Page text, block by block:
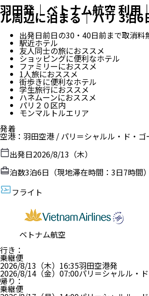
羽田発｜ベトナム航空 利用
ル周辺に泊まる｜パリ 3泊6
出発日前日の30・40日前まで取消料
駅近ホテル
友人同士の旅におススメ
ショッピングに便利なホテル
ファミリーにおススメ
1人旅におススメ
街歩きに便利なホテル
学生旅行におススメ
ハネムーンにおススメ
パリ２０区内
モンマルトルエリア
発着
空港 ： 羽田空港 / パリ＝シャルル・ド・ゴ
出発日2026/8/13（木）
泊数3泊6日（現地滞在時間： 3日7時間）
フライト
ベトナム航空
行き ：
乗継便
2026/8/13（木） 16:35羽田空港発
2026/8/14（金） 07:00パリ＝シャルル・
帰り ：
乗継便